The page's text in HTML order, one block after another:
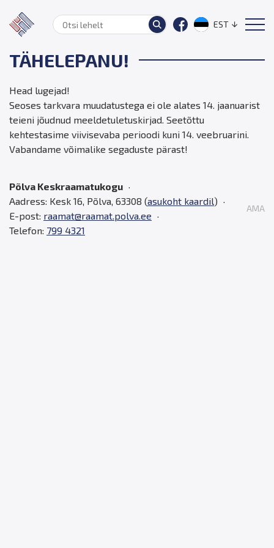
EST
TÄHELEPANU!
Head lugejad!
Seoses tarkvara muudatustega ei ole alates 14. jaanuarist
teieni jõudnud meeldetuletuskirjad. Seetõttu
kehtestasime viivisevaba perioodi kuni 14. veebruarini.
Vabandame võimalike segaduste pärast!
Põlva Keskraamatukogu
Aadress: Kesk 16, Põlva, 63308 (asukoht kaardil)
E-post: raamat@raamat.polva.ee
Telefon: 799 4321
AMA